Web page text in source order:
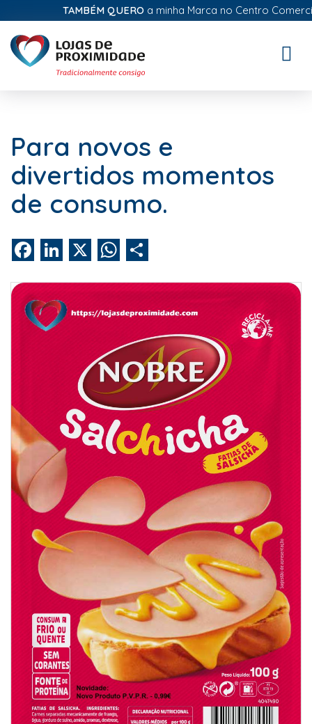
TAMBÉM QUEROa minha Marca no Centro Comercial
Para novos e
divertidos momentos
de consumo.
FacebookLinkedIn WhatsApp